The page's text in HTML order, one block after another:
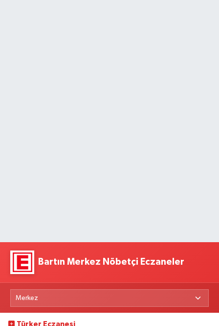
Bartın Merkez Nöbetçi Eczaneler
Türker Eczanesi